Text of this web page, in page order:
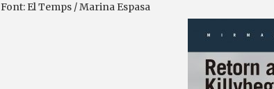
Font: El Temps / Marina Espasa